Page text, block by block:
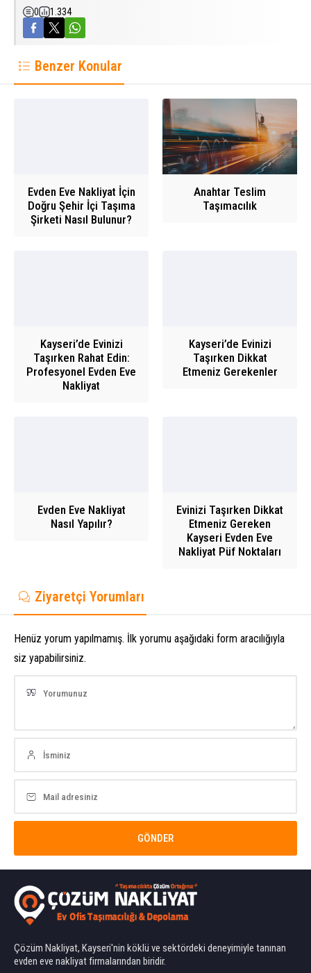
0 1.334
Benzer Konular
Evden Eve Nakliyat İçin
Doğru Şehir İçi Taşıma
Şirketi Nasıl Bulunur?
Anahtar Teslim
Taşımacılık
Kayseri’de Evinizi
Taşırken Rahat Edin:
Profesyonel Evden Eve
Nakliyat
Kayseri’de Evinizi
Taşırken Dikkat
Etmeniz Gerekenler
Evden Eve Nakliyat
Nasıl Yapılır?
Evinizi Taşırken Dikkat
Etmeniz Gereken
Kayseri Evden Eve
Nakliyat Püf Noktaları
Ziyaretçi Yorumları
Henüz yorum yapılmamış. İlk yorumu aşağıdaki form aracılığıyla
siz yapabilirsiniz.
Çözüm Nakliyat, Kayseri'nin köklü ve sektördeki deneyimiyle tanınan
evden eve nakliyat firmalarından biridir.